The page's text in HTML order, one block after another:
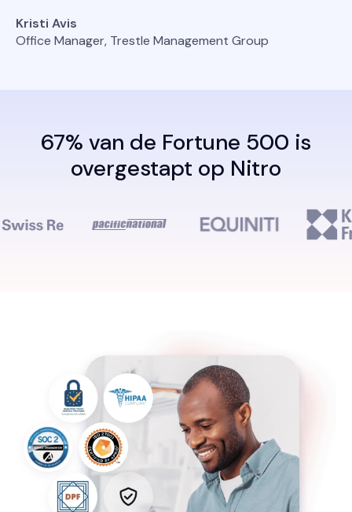
Kristi Avis
Office Manager, Trestle Management Group
67% van de Fortune 500 is
overgestapt op Nitro